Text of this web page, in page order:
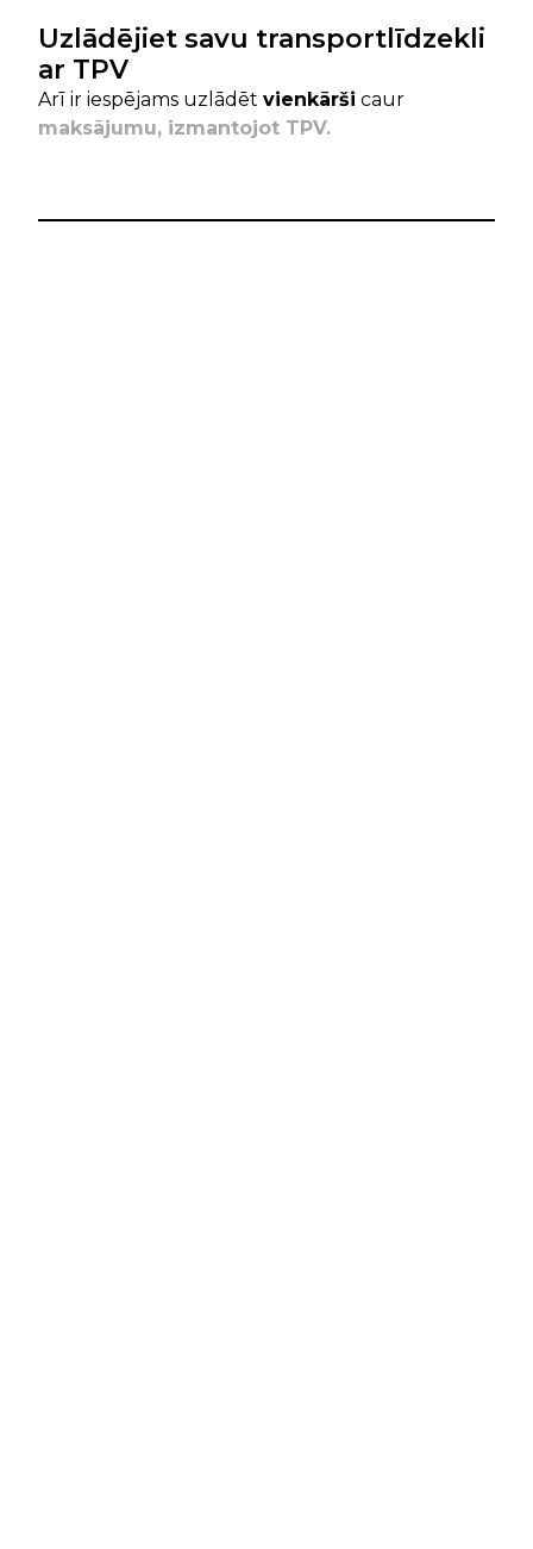
Uzlādējiet savu transportlīdzekli
ar TPV
Arī ir iespējams uzlādēt vienkārši caur
maksājumu, izmantojot TPV.